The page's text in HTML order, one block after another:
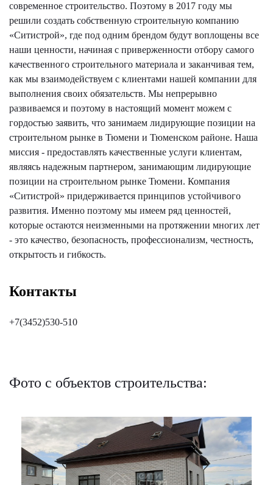
современное строительство. Поэтому в 2017 году мы
решили создать собственную строительную компанию
«Ситистрой», где под одним брендом будут воплощены все
наши ценности, начиная с приверженности отбору самого
качественного строительного материала и заканчивая тем,
как мы взаимодействуем с клиентами нашей компании для
выполнения своих обязательств. Мы непрерывно
развиваемся и поэтому в настоящий момент можем с
гордостью заявить, что занимаем лидирующие позиции на
строительном рынке в Тюмени и Тюменском районе. Наша
миссия - предоставлять качественные услуги клиентам,
являясь надежным партнером, занимающим лидирующие
позиции на строительном рынке Тюмени. Компания
«Ситистрой» придерживается принципов устойчивого
развития. Именно поэтому мы имеем ряд ценностей,
которые остаются неизменными на протяжении многих лет
- это качество, безопасность, профессионализм, честность,
открытость и гибкость.
Контакты
+7(3452)530-510
Фото с объектов строительства: